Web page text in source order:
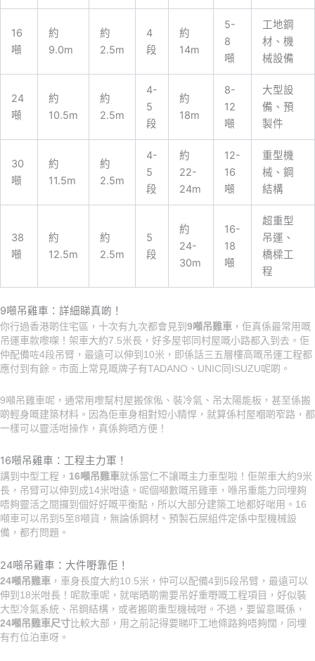
16
噸
約
9.0m
約
2.5m
4
段
約
14m
5-
8
噸
工地鋼
材、機
械設備
24
噸
約
10.5m
約
2.5m
4-
5
段
約
18m
8-
12
噸
大型設
備、預
製件
30
噸
約
11.5m
約
2.5m
4-
5
段
約
22-
24m
12-
16
噸
重型機
械、鋼
結構
38
噸
約
12.5m
約
2.5m
5
段
約
24-
30m
16-
18
噸
超重型
吊運、
橋樑工
程
9噸吊雞車：詳細睇真啲！
你行過香港啲住宅區，十次有九次都會見到 9噸吊雞車 ，佢真係最常用嘅
吊運車款嚟㗎！架車大約7.5米長，好多屋邨同村屋嘅小路都入到去。佢
仲配備咗4段吊臂，最遠可以伸到10米，即係話三五層樓高嘅吊運工程都
應付到有餘。市面上常見嘅牌子有TADANO、UNIC同ISUZU呢啲。
9噸吊雞車呢，通常用嚟幫村屋搬傢俬、裝冷氣、吊太陽能板，甚至係搬
啲輕身嘅建築材料。因為佢車身相對短小精悍，就算係村屋嗰啲窄路，都
一樣可以靈活咁操作，真係夠晒方便！
16噸吊雞車：工程主力軍！
講到中型工程， 16噸吊雞車就係當仁不讓嘅主力車型啦！佢架車大約9米
長，吊臂可以伸到成14米咁遠。呢個噸數嘅吊雞車，喺吊重能力同埋夠
唔夠靈活之間攞到個好好嘅平衡點，所以大部分建築工地都好啱用。16
噸車可以吊到5至8噸貨，無論係鋼材、預製石屎組件定係中型機械設
備，都冇問題。
24噸吊雞車：大件嘢靠佢！
24噸吊雞車 ，車身長度大約10.5米，仲可以配備4到5段吊臂，最遠可以
伸到18米咁長！呢款車呢，就啱晒啲需要吊好重嘢嘅工程項目，好似裝
大型冷氣系統、吊鋼結構，或者搬啲重型機械咁。不過，要留意嘅係，
24噸吊雞車尺寸比較大部，用之前記得要睇吓工地條路夠唔夠闊，同埋
有冇位泊車呀。